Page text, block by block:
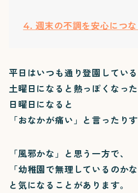
4. 週末の不調を安心につ
平日はいつも通り登園している
土曜日になると熱っぽくなった
日曜日になると
「おなかが痛い」と言ったりす
「風邪かな」と思う一方で、
「幼稚園で無理しているのかな
と気になることがあります。